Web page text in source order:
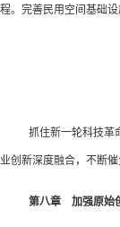
程。完善民用空间基础
抓住新一轮科技革
业创新深度融合，不断催
第八章 加强原始